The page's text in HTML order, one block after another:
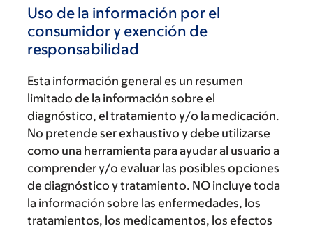
Uso de la información por el
consumidor y exención de
responsabilidad
Esta información general es un resumen
limitado de la información sobre el
diagnóstico, el tratamiento y/o la medicación.
No pretende ser exhaustivo y debe utilizarse
como una herramienta para ayudar al usuario a
comprender y/o evaluar las posibles opciones
de diagnóstico y tratamiento. NO incluye toda
la información sobre las enfermedades, los
tratamientos, los medicamentos, los efectos